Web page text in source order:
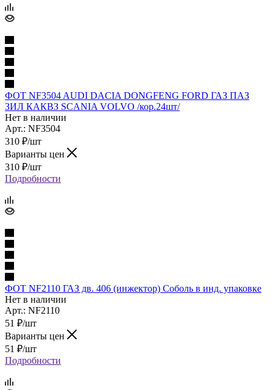
ФОТ NF3504 AUDI DACIA DONGFENG FORD ГАЗ ПАЗ
ЗИЛ КАКВЗ SCANIA VOLVO /кор.24шт/
Нет в наличии
Арт.: NF3504
310 ₽/шт
Варианты цен
310 ₽/шт
Подробности
ФОТ NF2110 ГАЗ дв. 406 (инжектор) Соболь в инд. упаковке
Нет в наличии
Арт.: NF2110
51 ₽/шт
Варианты цен
51 ₽/шт
Подробности